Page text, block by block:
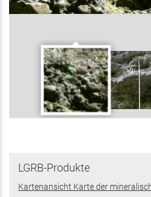
LGRB-Produkte
Kartenansicht Karte der